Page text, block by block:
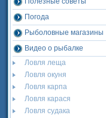
Погода
Рыболовные магазины
Видео о рыбалке
Ловля леща
Ловля окуня
Ловля карпа
Ловля карася
Ловля судака